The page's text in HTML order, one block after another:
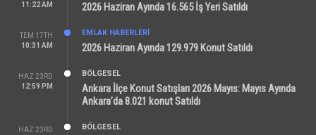
11:22 AM
2026 Haziran Ayında 16.565 İş Yeri Satıldı
TEM 17TH
10:31 AM
EMLAK HABERLERI
2026 Haziran Ayında 129.979 Konut Satıldı
HAZ 23RD
12:59 PM
BÖLGESEL
Ankara İlçe Konut Satışları 2026 Mayıs: Mayıs Ayında
Ankara’da 8.021 konut Satıldı
HAZ 23RD
BÖLGESEL